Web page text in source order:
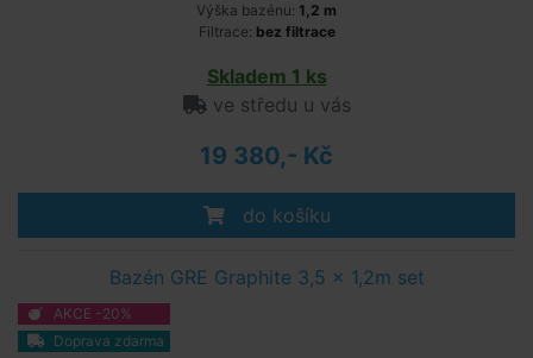
Výška bazénu: 1,2 m
Filtrace: bez filtrace
Skladem 1 ks
ve středu u vás
19 380,- Kč
do košíku
Bazén GRE Graphite 3,5 x 1,2m set
AKCE -20%
Doprava zdarma